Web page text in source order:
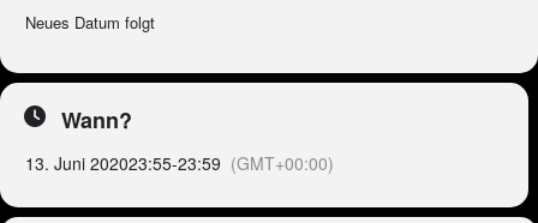
Neues Datum folgt
Wann?
13. Juni 202023:55-23:59 (GMT+00:00)